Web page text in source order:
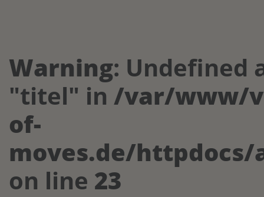
Warning: Undefined
"titel" in /var/www/
of-
moves.de/
on line 23